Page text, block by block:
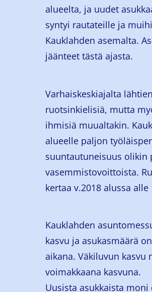
alueelta, ja uudet
syntyi rautateille ja
Kauklahden asemalta.
jäänteet tästä ajasta.
Varhaiskeskiajalta
ruotsinkielisiä, mutta
ihmisiä muualtakin.
alueelle paljon
suuntautuneisuus olikin
vasemmistovoittoista.
kertaa v.2018 alussa
Kauklahden
kasvu ja asukasmäärä
aikana. Väkiluvun
voimakkaana kasvuna.
Uusista asukkaista